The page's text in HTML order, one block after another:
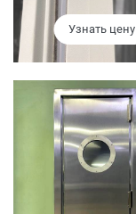
Узнать цену